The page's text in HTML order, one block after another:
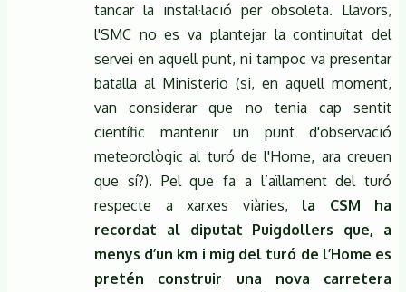
tancar la instal·lació per obsoleta. Llavors,
l'SMC no es va plantejar la continuïtat del
servei en aquell punt, ni tampoc va presentar
batalla al Ministerio (si, en aquell moment,
van considerar que no tenia cap sentit
científic mantenir un punt d'observació
meteorològic al turó de l'Home, ara creuen
que sí?). Pel que fa a l’aïllament del turó
respecte a xarxes viàries, la CSM ha
recordat al diputat Puigdollers que, a
menys d’un km i mig del turó de l’Home es
pretén construir una nova carretera